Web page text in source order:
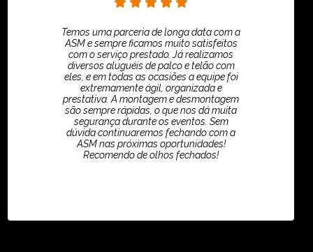
Temos uma parceria de longa data com a
ASM e sempre ficamos muito satisfeitos
com o serviço prestado. Já realizamos
diversos aluguéis de palco e telão com
eles, e em todas as ocasiões a equipe foi
extremamente ágil, organizada e
prestativa. A montagem e desmontagem
são sempre rápidas, o que nos dá muita
segurança durante os eventos. Sem
dúvida continuaremos fechando com a
ASM nas próximas oportunidades!
Recomendo de olhos fechados!